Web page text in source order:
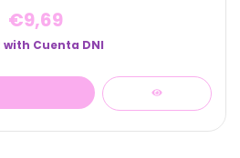
€9,69
with Cuenta DNI